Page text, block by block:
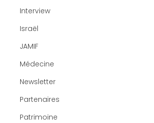
Interview
Israël
JAMIF
Médecine
Newsletter
Partenaires
Patrimoine